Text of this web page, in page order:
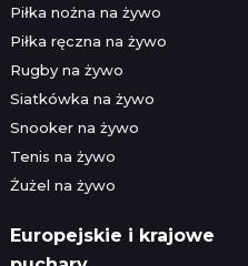
Piłka nożna na żywo
Piłka ręczna na żywo
Rugby na żywo
Siatkówka na żywo
Snooker na żywo
Tenis na żywo
Żużel na żywo
Europejskie i krajowe